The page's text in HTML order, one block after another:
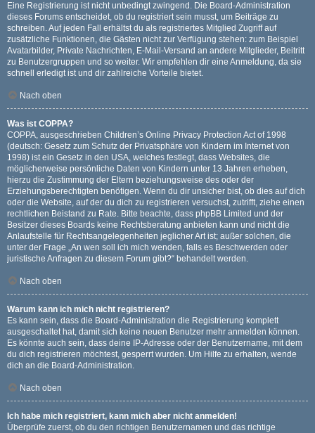
Eine Registrierung ist nicht unbedingt zwingend. Die Board-Administration
dieses Forums entscheidet, ob du registriert sein musst, um Beiträge zu
schreiben. Auf jeden Fall erhältst du als registriertes Mitglied Zugriff auf
zusätzliche Funktionen, die Gästen nicht zur Verfügung stehen: zum Beispiel
Avatarbilder, Private Nachrichten, E-Mail-Versand an andere Mitglieder, Beitritt
zu Benutzergruppen und so weiter. Wir empfehlen dir eine Anmeldung, da sie
schnell erledigt ist und dir zahlreiche Vorteile bietet.
Nach oben
Was ist COPPA?
COPPA, ausgeschrieben Children’s Online Privacy Protection Act of 1998
(deutsch: Gesetz zum Schutz der Privatsphäre von Kindern im Internet von
1998) ist ein Gesetz in den USA, welches festlegt, dass Websites, die
möglicherweise persönliche Daten von Kindern unter 13 Jahren erheben,
hierzu die Zustimmung der Eltern beziehungsweise des oder der
Erziehungsberechtigten benötigen. Wenn du dir unsicher bist, ob dies auf dich
oder die Website, auf der du dich zu registrieren versuchst, zutrifft, ziehe einen
rechtlichen Beistand zu Rate. Bitte beachte, dass phpBB Limited und der
Besitzer dieses Boards keine Rechtsberatung anbieten kann und nicht die
Anlaufstelle für Rechtsangelegenheiten jeglicher Art ist; außer solchen, die
unter der Frage „An wen soll ich mich wenden, falls es Beschwerden oder
juristische Anfragen zu diesem Forum gibt?“ behandelt werden.
Nach oben
Warum kann ich mich nicht registrieren?
Es kann sein, dass die Board-Administration die Registrierung komplett
ausgeschaltet hat, damit sich keine neuen Benutzer mehr anmelden können.
Es könnte auch sein, dass deine IP-Adresse oder der Benutzername, mit dem
du dich registrieren möchtest, gesperrt wurden. Um Hilfe zu erhalten, wende
dich an die Board-Administration.
Nach oben
Ich habe mich registriert, kann mich aber nicht anmelden!
Überprüfe zuerst, ob du den richtigen Benutzernamen und das richtige